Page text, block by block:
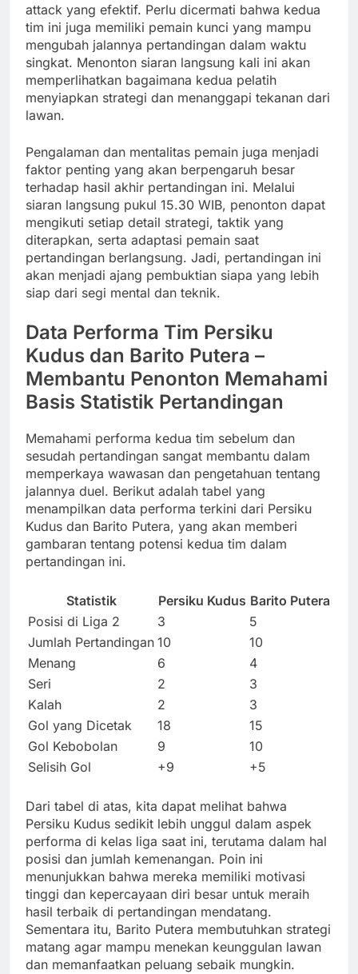
attack yang efektif. Perlu dicermati bahwa kedua
tim ini juga memiliki pemain kunci yang mampu
mengubah jalannya pertandingan dalam waktu
singkat. Menonton siaran langsung kali ini akan
memperlihatkan bagaimana kedua pelatih
menyiapkan strategi dan menanggapi tekanan dari
lawan.
Pengalaman dan mentalitas pemain juga menjadi
faktor penting yang akan berpengaruh besar
terhadap hasil akhir pertandingan ini. Melalui
siaran langsung pukul 15.30 WIB, penonton dapat
mengikuti setiap detail strategi, taktik yang
diterapkan, serta adaptasi pemain saat
pertandingan berlangsung. Jadi, pertandingan ini
akan menjadi ajang pembuktian siapa yang lebih
siap dari segi mental dan teknik.
Data Performa Tim Persiku
Kudus dan Barito Putera –
Membantu Penonton Memahami
Basis Statistik Pertandingan
Memahami performa kedua tim sebelum dan
sesudah pertandingan sangat membantu dalam
memperkaya wawasan dan pengetahuan tentang
jalannya duel. Berikut adalah tabel yang
menampilkan data performa terkini dari Persiku
Kudus dan Barito Putera, yang akan memberi
gambaran tentang potensi kedua tim dalam
pertandingan ini.
Statistik Persiku Kudus Barito Putera
Posisi di Liga 2
3
5
Jumlah Pertandingan 10
10
Menang
6
4
Seri
2
3
Kalah
2
3
Gol yang Dicetak
18
15
Gol Kebobolan
9
10
Selisih Gol
+9 +5
Dari tabel di atas, kita dapat melihat bahwa
Persiku Kudus sedikit lebih unggul dalam aspek
performa di kelas liga saat ini, terutama dalam hal
posisi dan jumlah kemenangan. Poin ini
menunjukkan bahwa mereka memiliki motivasi
tinggi dan kepercayaan diri besar untuk meraih
hasil terbaik di pertandingan mendatang.
Sementara itu, Barito Putera membutuhkan strategi
matang agar mampu menekan keunggulan lawan
dan memanfaatkan peluang sebaik mungkin.